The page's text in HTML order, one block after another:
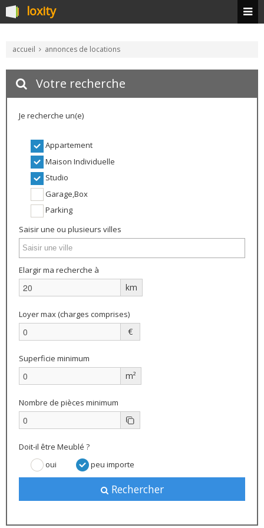
loxity
accueil annonces de locations
Votre recherche
Je recherche un(e)
Appartement
Maison Individuelle
Studio
Garage,Box
Parking
Saisir une ou plusieurs villes
Elargir ma recherche à
km
Loyer max (charges comprises)
€
Superficie minimum
m²
Nombre de pièces minimum
Doit-il être Meublé ?
oui
peu importe
Rechercher